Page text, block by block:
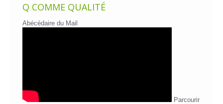
Q COMME QUALITÉ
Abécédaire du Mail
Parcourir